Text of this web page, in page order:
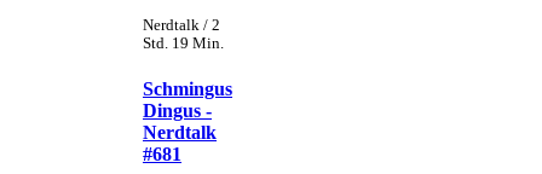
Nerdtalk / 2
Std. 19 Min.
Schmingus
Dingus -
Nerdtalk
#681